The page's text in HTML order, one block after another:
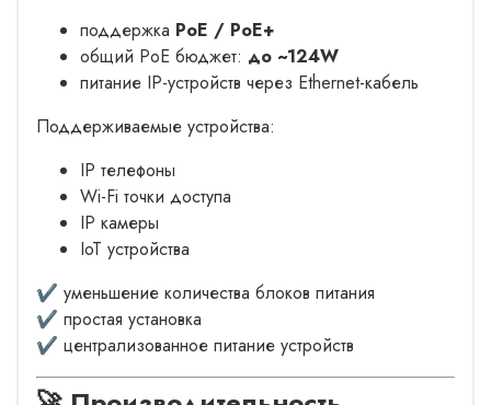
поддержка PoE / PoE+
общий PoE бюджет: до ~124W
питание IP-устройств через Ethernet-кабель
Поддерживаемые устройства:
IP телефоны
Wi-Fi точки доступа
IP камеры
IoT устройства
✔ уменьшение количества блоков питания
✔ простая установка
✔ централизованное питание устройств